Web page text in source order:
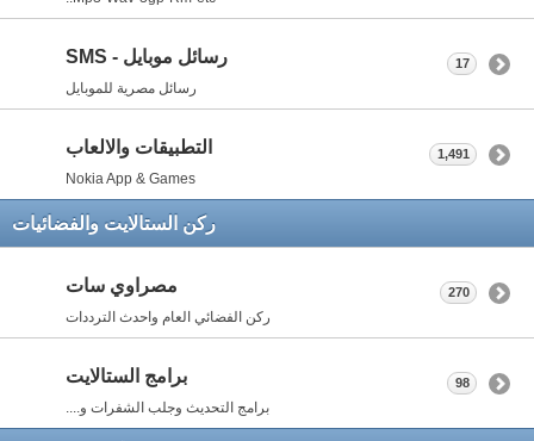
رسائل موبايل - SMS
رسائل مصرية للموبايل
17
التطبيقات والالعاب
Nokia App & Games
1,491
ركن الستالايت والفضائيات
مصراوي سات
ركن الفضائي العام واحدث الترددات
270
برامج الستالايت
برامج التحديث وجلب الشفرات و....
98